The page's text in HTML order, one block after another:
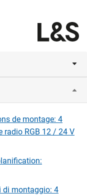
la mise hors
V:
de montage: 4
radio RGB 12 / 24 V
di montaggio: 4